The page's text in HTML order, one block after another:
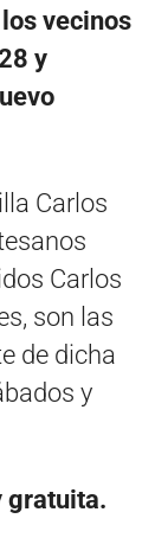
vecinos
y
Carlos
Carlos
son las
de dicha
y
gratuita.